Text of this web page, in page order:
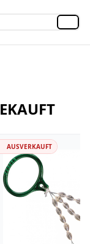
AUSVERKAUFT